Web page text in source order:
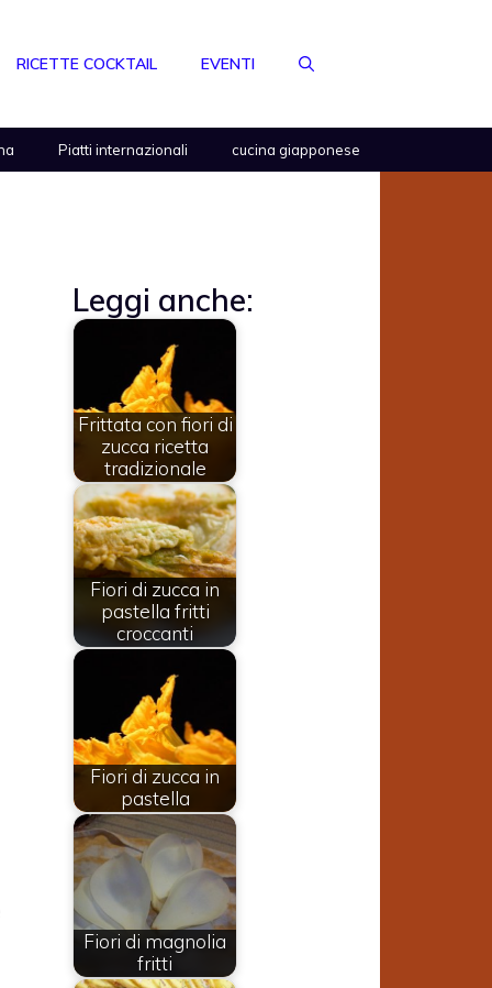
RICETTE COCKTAIL EVENTI
Piatti internazionali cucina giapponese
Leggi anche:
Frittata con fiori di
zucca ricetta
tradizionale
Fiori di zucca in
pastella fritti
croccanti
Fiori di zucca in
pastella
Fiori di magnolia
fritti